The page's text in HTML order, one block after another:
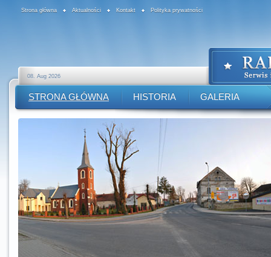
Strona główna Aktualności Kontakt Polityka prywatności
08. Aug 2026
STRONA GŁÓWNA HISTORIA GALERIA